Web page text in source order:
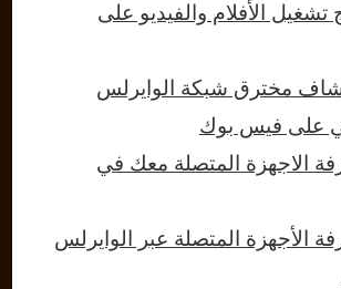
تشغيل الأفلام والفيديو على
مخترق شبكة الوايرلس
على فيس بوك
الاجهزة المتصلة معك في
الأجهزة المتصلة عبر الوايرلس